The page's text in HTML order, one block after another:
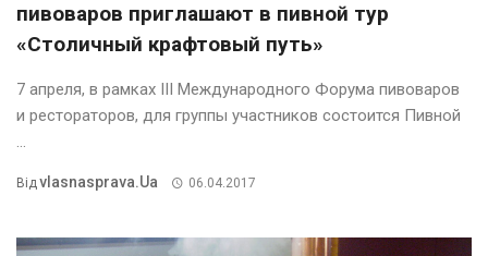
пивоваров приглашают в пивной тур
«Столичный крафтовый путь»
7 апреля, в рамках III Международного Форума пивоваров
и рестораторов, для группы участников состоится Пивной
...
ВідVlasnasprava.ua 06.04.2017